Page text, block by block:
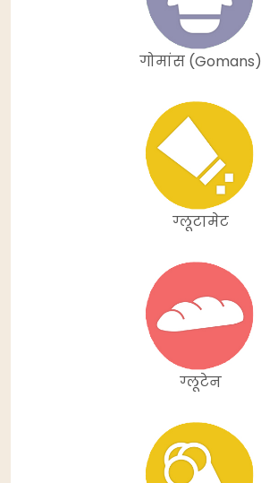
गोमांस (Gomans)
ग्लूटामेट
ग्लूटेन